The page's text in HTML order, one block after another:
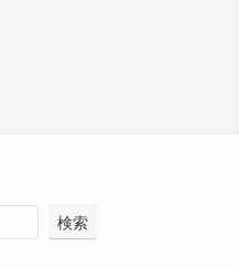
検索